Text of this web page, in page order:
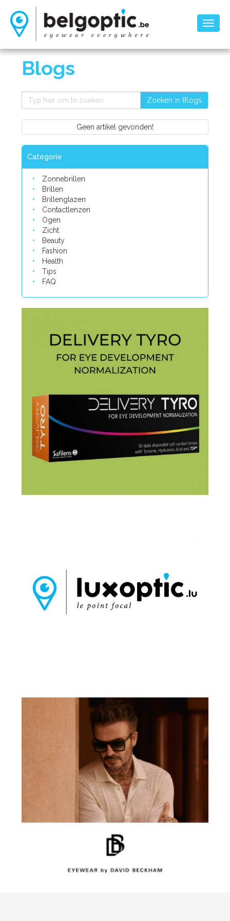
Blogs
Zoeken in Blogs
Geen artikel gevonden!
Categorie
Zonnebrillen
Brillen
Brillenglazen
Contactlenzen
Ogen
Zicht
Beauty
Fashion
Health
Tips
FAQ